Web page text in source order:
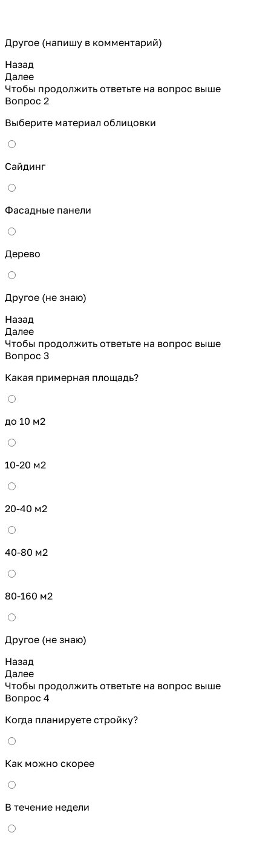
Другое (напишу в комментарий)
Назад
Далее
Чтобы продолжить ответьте на вопрос выше
Вопрос 2
Выберите материал облицовки
Сайдинг
Фасадные панели
Дерево
Другое (не знаю)
Назад
Далее
Чтобы продолжить ответьте на вопрос выше
Вопрос 3
Какая примерная площадь?
до 10 м2
10-20 м2
20-40 м2
40-80 м2
80-160 м2
Другое (не знаю)
Назад
Далее
Чтобы продолжить ответьте на вопрос выше
Вопрос 4
Когда планируете стройку?
Как можно скорее
В течение недели